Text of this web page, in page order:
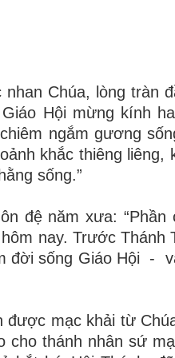
Chúa, lòng tràn
Hội mừng kính
ngắm gương
khắc thiêng
sống.”
đệ năm xưa:
nay. Trước
đời sống Giáo Hội -
mạc khải từ
thánh nhân sứ